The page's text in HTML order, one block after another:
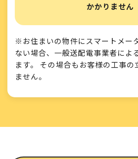
かかりません
※お住まいの物件にスマートメー
ない場合、一般送配電事業者によ
ます。 その場合もお客様の工事の
ません。